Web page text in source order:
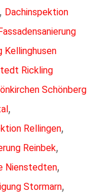
, Dachinspektion
Kellinghusen
Rickling
Schönberg
,
Rellingen,
Reinbek,
Nienstedten,
Stormarn,